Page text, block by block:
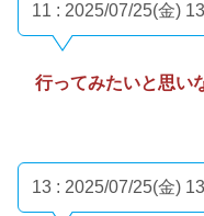
11 : 2025/07/25(金)
行ってみたいと思い
13 : 2025/07/25(金)